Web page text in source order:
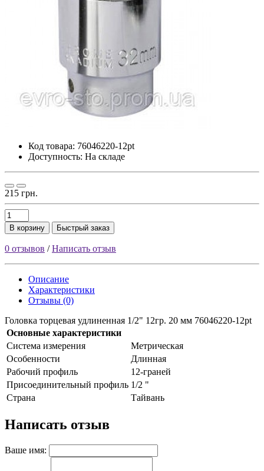
Код товара: 76046220-12pt
Доступность: На складе
215 грн.
В корзину Быстрый заказ
0 отзывов /Написать отзыв
Описание
Характеристики
Отзывы (0)
Головка торцевая удлиненная 1/2" 12гр. 20 мм 76046220-12pt
Основные характеристики
Cиcтeмa измepeния
Meтpичecкaя
Ocoбeннocти
Длиннaя
Paбoчий пpoфиль
12-гpaнeй
Пpиcoeдинитeльный пpoфиль 1/2 "
Страна
Тайвань
Написать отзыв
Ваше имя: